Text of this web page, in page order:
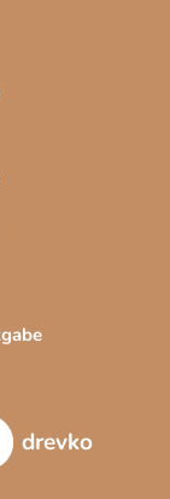
drevko